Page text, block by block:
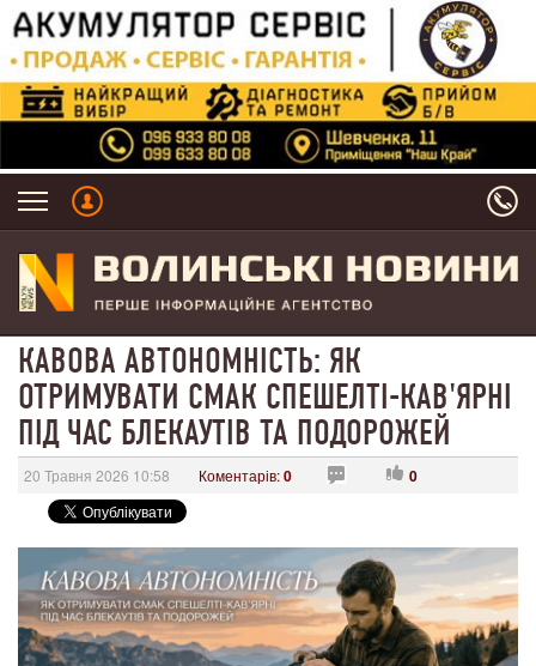
КАВОВА АВТОНОМНІСТЬ: ЯК
ОТРИМУВАТИ СМАК СПЕШЕЛТІ-КАВ'ЯРНІ
ПІД ЧАС БЛЕКАУТІВ ТА ПОДОРОЖЕЙ
20 Травня 2026 10:58 Коментарів:0 0